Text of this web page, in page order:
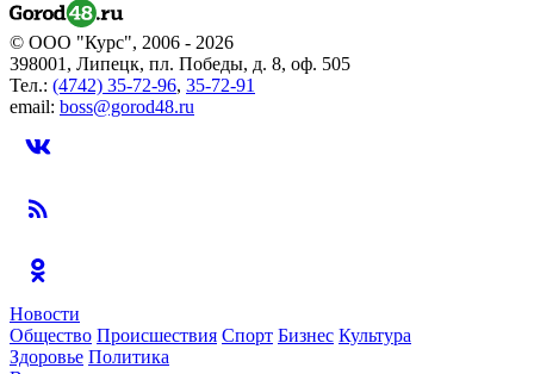
© ООО "Курс", 2006 - 2026
398001, Липецк, пл. Победы, д. 8, оф. 505
Тел.: (4742) 35-72-96, 35-72-91
email: boss@gorod48.ru
Новости
Общество Происшествия Спорт Бизнес Культура
Здоровье Политика